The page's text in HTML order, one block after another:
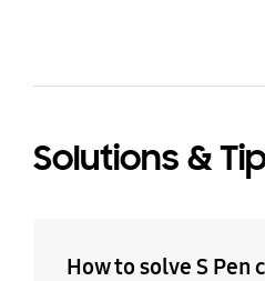
Solutions &
How to solve S Pen